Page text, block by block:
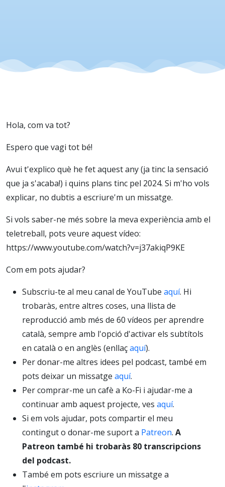
tens
cara a
l’any
que
ve?
Hola, com va tot?
Espero que vagi tot bé!
Avui t'explico què he fet aquest any (ja tinc la sensació
que ja s'acaba!) i quins plans tinc pel 2024. Si m'ho vols
explicar, no dubtis a escriure'm un missatge.
Si vols saber-ne més sobre la meva experiència amb el
teletreball, pots veure aquest vídeo:
https://www.youtube.com/watch?v=j37akiqP9KE
Com em pots ajudar?
Subscriu-te al meu canal de YouTube aquí. Hi
trobaràs, entre altres coses, una llista de
reproducció amb més de 60 vídeos per aprendre
català, sempre amb l'opció d'activar els subtítols
en català o en anglès (enllaçaquí).
Per donar-me altres idees pel podcast, també em
pots deixar un missatge aquí.
Per comprar-me un cafè a Ko-Fi i ajudar-me a
continuar amb aquest projecte, ves aquí.
Si em vols ajudar, pots compartir el meu
contingut o donar-me suport a Patreon. A
Patreon també hi trobaràs 80 transcripcions
del podcast.
També em pots escriure un missatge a